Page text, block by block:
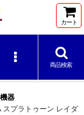
カート
商品検索
器
スプラトゥーン レイダ